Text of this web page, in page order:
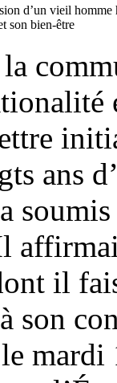
d’un vieil homme
son bien-être
la
ans
il
son
le